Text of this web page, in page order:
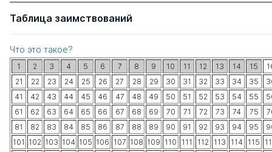
Таблица заимствований
Что это такое?
1 2 3 4 5 6 7 8 9 10 11 12 13 14 15
21
22 23 24 25 26 27 28 29 30 31 32 33 34 35
41
42 43 44 45 46 47 48 49 50 51 52 53 54 55
61
62 63 64 65 66 67 68 69 70 71 72 73 74 75
81
82 83 84 85 86 87 88 89 90 91 92 93 94 95
101 102 103 104 105 106 107 108 109 110 111 112 113 114 115